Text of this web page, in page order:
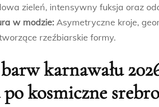
zieleń, intensywny fuksja oraz
w modzie: Asymetryczne kroje,
rzeźbiarskie formy.
karnawału
kosmiczne srebro